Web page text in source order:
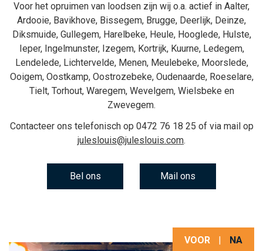
Voor het opruimen van loodsen zijn wij o.a. actief in Aalter,
Ardooie, Bavikhove, Bissegem, Brugge, Deerlijk, Deinze,
Diksmuide, Gullegem, Harelbeke, Heule, Hooglede, Hulste,
Ieper, Ingelmunster, Izegem, Kortrijk, Kuurne, Ledegem,
Lendelede, Lichtervelde, Menen, Meulebeke, Moorslede,
Ooigem, Oostkamp, Oostrozebeke, Oudenaarde, Roeselare,
Tielt, Torhout, Waregem, Wevelgem, Wielsbeke en
Zwevegem.
Contacteer ons telefonisch op 0472 76 18 25 of via mail op
juleslouis@juleslouis.com.
Bel ons Mail ons
VOOR | NA